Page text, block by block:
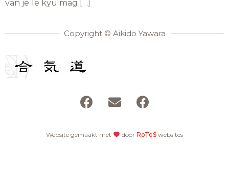
van je 1e kyu mag […]
Copyright © Aikido Yawara
Website gemaakt met doorRoToS websites